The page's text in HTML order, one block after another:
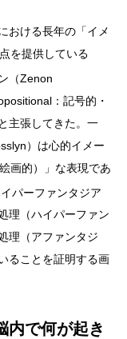
おける長年の「イメ
を提供している
（Zenon
：記号的・
主張してきた。一
）は心的イメー
画的）」な表現であ
パーファンタジア
理（ハイパーファン
理（アファンタジ
ることを証明する画
内で何が起き